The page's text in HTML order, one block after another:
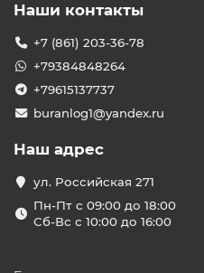
Наши контакты
+7 (861) 203-36-78
+79384848264
+79615137737
buranlog1@yandex.ru
Наш адрес
ул. Российская 271
Пн-Пт с 09:00 до 18:00
Сб-Вс с 10:00 до 16:00